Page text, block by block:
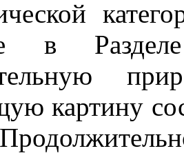
в
картину